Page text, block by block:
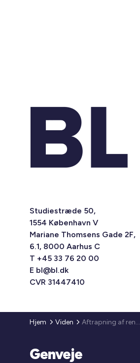
Studiestræde 50,
1554 København V
Mariane Thomsens Gade 2F,
6.1, 8000 Aarhus C
T +45 33 76 20 00
E bl@bl.dk
CVR 31447410
Hjem Viden Aftrapning af rentesikring 2011
Genveje